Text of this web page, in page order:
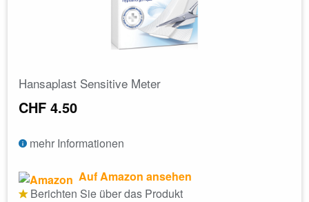
Hansaplast Sensitive Meter
CHF 4.50
mehr Informationen
Auf Amazon ansehen
Berichten Sie über das Produkt